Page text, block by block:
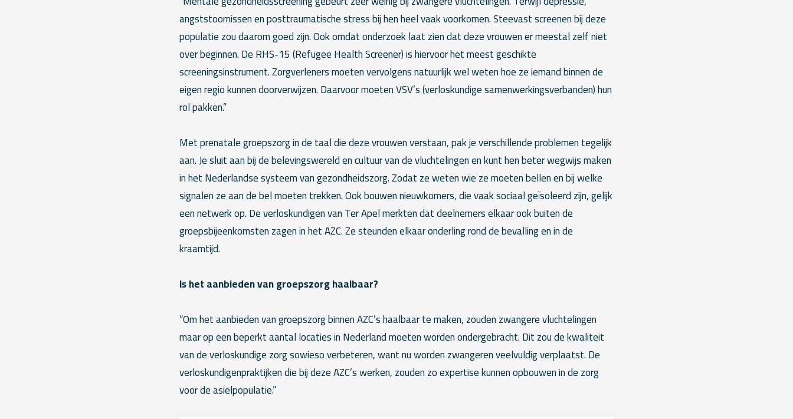
angststoornissen en posttraumatische stress bij hen heel vaak voorkomen. Steevast screenen bij deze
populatie zou daarom goed zijn. Ook omdat onderzoek laat zien dat deze vrouwen er meestal zelf niet
over beginnen. De RHS-15 (Refugee Health Screener) is hiervoor het meest geschikte
screeningsinstrument. Zorgverleners moeten vervolgens natuurlijk wel weten hoe ze iemand binnen de
eigen regio kunnen doorverwijzen. Daarvoor moeten VSV’s (verloskundige samenwerkingsverbanden) hun
rol pakken.”
Met prenatale groepszorg in de taal die deze vrouwen verstaan, pak je verschillende problemen tegelijk
aan. Je sluit aan bij de belevingswereld en cultuur van de vluchtelingen en kunt hen beter wegwijs maken
in het Nederlandse systeem van gezondheidszorg. Zodat ze weten wie ze moeten bellen en bij welke
signalen ze aan de bel moeten trekken. Ook bouwen nieuwkomers, die vaak sociaal geïsoleerd zijn, gelijk
een netwerk op. De verloskundigen van Ter Apel merkten dat deelnemers elkaar ook buiten de
groepsbijeenkomsten zagen in het AZC. Ze steunden elkaar onderling rond de bevalling en in de
kraamtijd.
Is het aanbieden van groepszorg haalbaar?
“Om het aanbieden van groepszorg binnen AZC’s haalbaar te maken, zouden zwangere vluchtelingen
maar op een beperkt aantal locaties in Nederland moeten worden ondergebracht. Dit zou de kwaliteit
van de verloskundige zorg sowieso verbeteren, want nu worden zwangeren veelvuldig verplaatst. De
verloskundigenpraktijken die bij deze AZC’s werken, zouden zo expertise kunnen opbouwen in de zorg
voor de asielpopulatie.”